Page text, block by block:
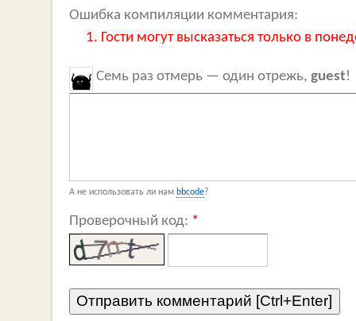
Ошибка компиляции комментария:
Гости могут высказаться только в
Семь раз отмерь — один отрежь, guest!
А не использовать ли нам bbcode?
Проверочный код: *